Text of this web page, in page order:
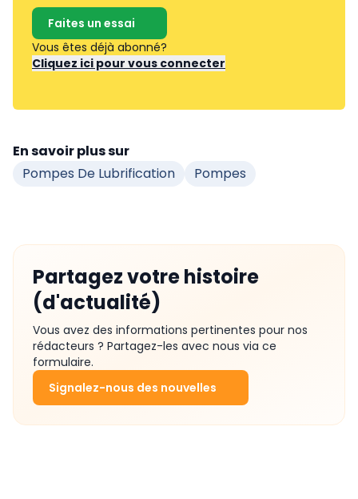
Faites un essai
Vous êtes déjà abonné?
Cliquez ici pour vous connecter
En savoir plus sur
Pompes De Lubrification
Pompes
Partagez votre histoire
(d'actualité)
Vous avez des informations pertinentes pour nos
rédacteurs ? Partagez-les avec nous via ce
formulaire.
Signalez-nous des nouvelles